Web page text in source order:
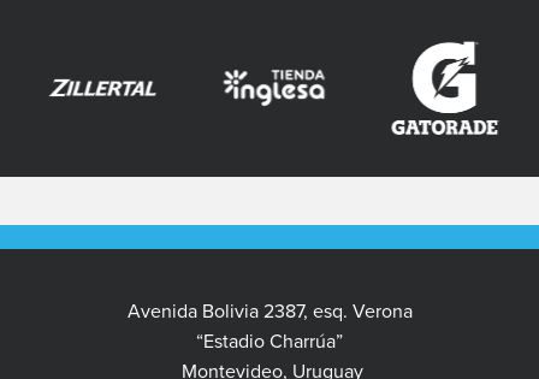
Avenida Bolivia 2387, esq. Verona
“Estadio Charrúa”
Montevideo, Uruguay